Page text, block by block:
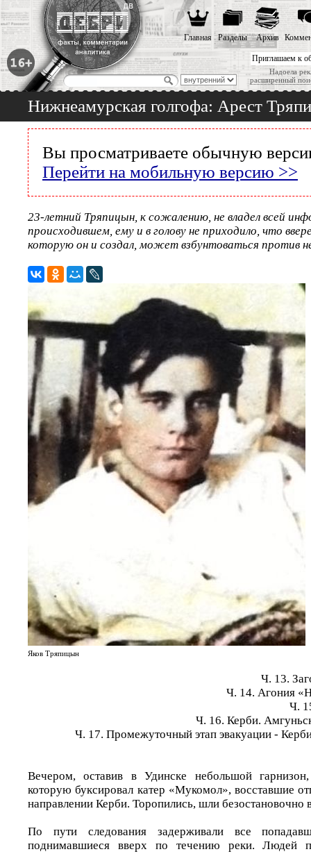
Приглашаем к
Надоела
расширенный
Главная Разделы Архив
Нижнеамурская голгофа: Арест
Вы просматриваете обычную
Перейти на мобильную версию >>
23-летний Тряпицын, к сожалению, не владел всей
происходившем, ему и в голову не приходило, что
которую он и создал, может взбунтоваться против
Яков Тряпицын
Ч. 13.
Ч. 14. Агония
Ч.
Ч. 16. Керби.
Ч. 17. Промежуточный этап эвакуации -
Вечером, оставив в Удинске небольшой
которую буксировал катер «Мукомол», восставшие
направлении Керби. Торопились, шли безостановочно
По пути следования задерживали все
поднимавшиеся вверх по течению реки. Людей